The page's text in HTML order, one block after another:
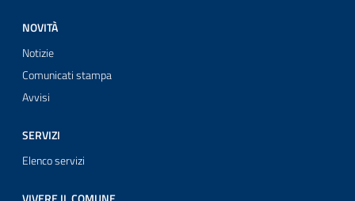
NOVITÀ
Notizie
Comunicati stampa
Avvisi
SERVIZI
Elenco servizi